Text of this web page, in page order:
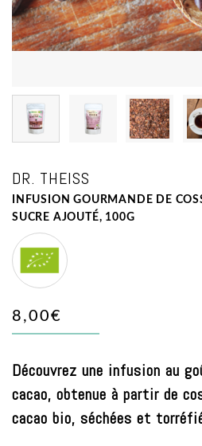
DR. THEISS
INFUSION GOURMANDE DE
SUCRE AJOUTÉ, 100G
Agriculture
biologique
+
feuille
EU
8,00€
Découvrez une infusion au
cacao, obtenue à partir de
cacao bio, séchées et